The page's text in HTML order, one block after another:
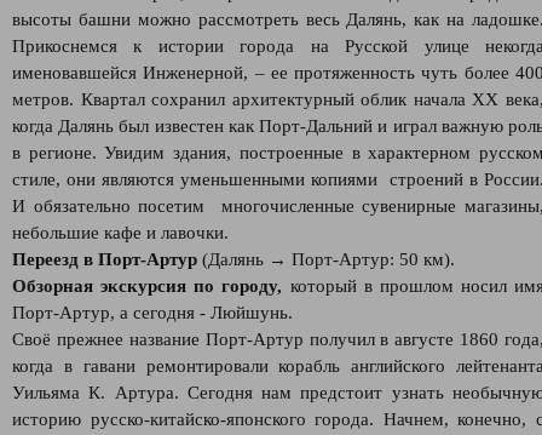
высоты башни можно рассмотреть весь Далянь, как на
Прикоснемся к истории города на Русской улице
именовавшейся Инженерной, – ее протяженность чуть более
метров. Квартал сохранил архитектурный облик начала XX
когда Далянь был известен как Порт-Дальний и играл важную
в регионе. Увидим здания, построенные в характерном
стиле, они являются уменьшенными копиями строений в
И обязательно посетим многочисленные сувенирные
небольшие кафе и лавочки.
Переезд в Порт-Артур (Далянь → Порт-Артур: 50 км).
Обзорная экскурсия по городу, который в прошлом носил
Порт-Артур, а сегодня - Люйшунь.
Своё прежнее название Порт-Артур получил в августе 1860
когда в гавани ремонтировали корабль английского
Уильяма К. Артура. Сегодня нам предстоит узнать
историю русско-китайско-японского города. Начнем, конечно,